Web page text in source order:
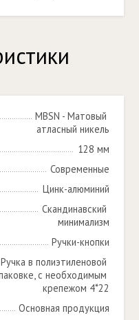
MBSN - Матовый
атласный никель
128 мм
Современные
Цинк-алюминий
Скандинавский
минимализм
Ручки-кнопки
Ручка в полиэтиленовой
с необходимым
крепежом 4*22
Основная продукция